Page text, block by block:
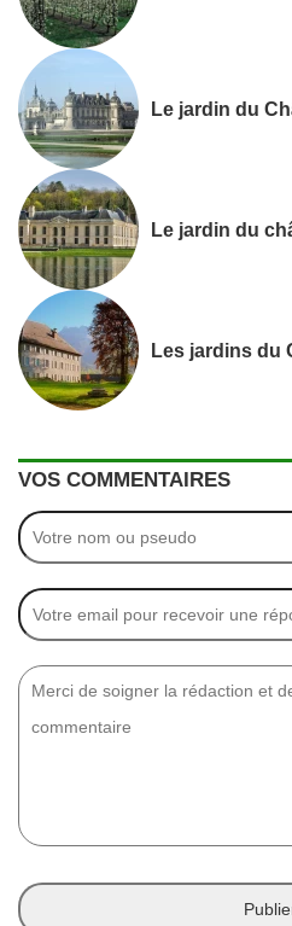
Le jardin du
Le jardin du
Les jardins du
VOS COMMENTAIRES